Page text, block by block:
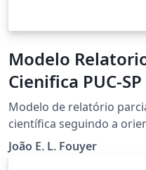
Modelo
Cienifica PUC-SP
Modelo de relatório
científica seguindo a
João E. L. Fouyer